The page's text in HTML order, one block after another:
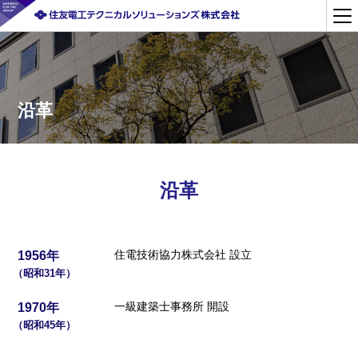
沿革
沿革
1956年
（昭和31年）
住電技術協力株式会社 設立
1970年
（昭和45年）
一級建築士事務所 開設